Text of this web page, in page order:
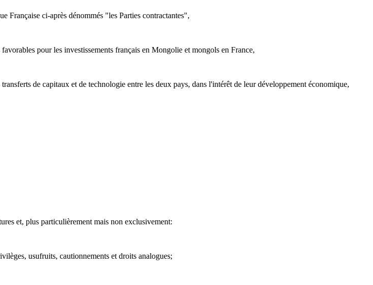
ci-après dénommés "les Parties contractantes",
pour les investissements français en Mongolie et mongols en France,
de capitaux et de technologie entre les deux pays, dans l'intérêt de leur développement économique,
et, plus particulièrement mais non exclusivement:
usufruits, cautionnements et droits analogues;